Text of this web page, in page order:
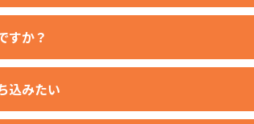
用意ください。
すか？
込みたい